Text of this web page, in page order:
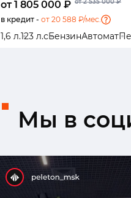
от 1 805 000 ₽
в кредит - от 20 588 ₽/мес.
1,6 л.123 л.сБензинАвтомат
Мы в